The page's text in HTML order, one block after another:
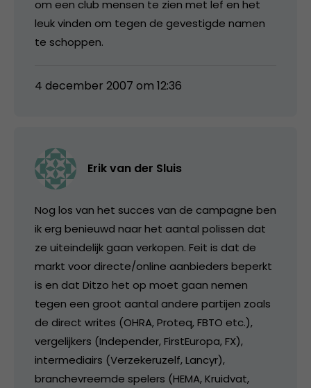
om een club mensen te zien met lef en het
leuk vinden om tegen de gevestigde namen
te schoppen.
4 december 2007 om 12:36
Erik van der Sluis
Nog los van het succes van de campagne ben
ik erg benieuwd naar het aantal polissen dat
ze uiteindelijk gaan verkopen. Feit is dat de
markt voor directe/online aanbieders beperkt
is en dat Ditzo het op moet gaan nemen
tegen een groot aantal andere partijen zoals
de direct writes (OHRA, Proteq, FBTO etc.),
vergelijkers (Independer, FirstEuropa, FX),
intermediairs (Verzekeruzelf, Lancyr),
branchevreemde spelers (HEMA, Kruidvat,